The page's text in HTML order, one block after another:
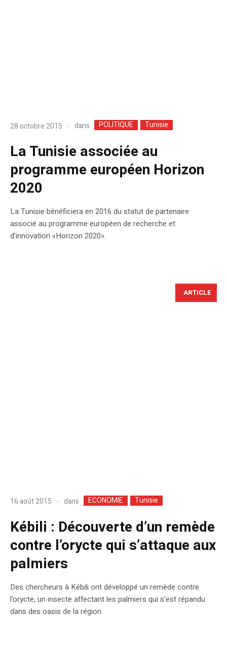
28 octobre 2015 dans POLITIQUE Tunisie
La Tunisie associée au
programme européen Horizon
2020
La Tunisie bénéficiera en 2016 du statut de partenaire
associé au programme européen de recherche et
d’innovation «Horizon 2020».
ARTICLE
16 août 2015 dans ECONOMIE Tunisie
Kébili : Découverte d’un remède
contre l’orycte qui s’attaque aux
palmiers
Des chercheurs à Kébili ont développé un remède contre
l’orycte, un insecte affectant les palmiers qui s’est répandu
dans des oasis de la région.